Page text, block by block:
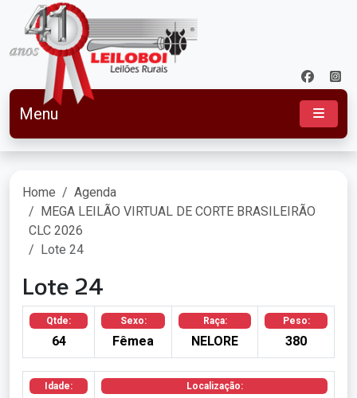
Menu
Home
Agenda
MEGA LEILÃO VIRTUAL DE CORTE BRASILEIRÃO
CLC 2026
Lote 24
Lote 24
Qtde:
64
Sexo:
Fêmea
Raça:
NELORE
Peso:
380
Idade: Localização: